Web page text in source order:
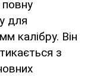
для
калібру. Він
з